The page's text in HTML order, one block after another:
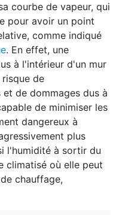
courbe de vapeur, qui
pour avoir un point
comme indiqué
. En effet, une
à l'intérieur d'un mur
de
de dommages dus à
de minimiser les
dangereux à
plus
l'humidité à sortir du
climatisé où elle peut
chauffage,